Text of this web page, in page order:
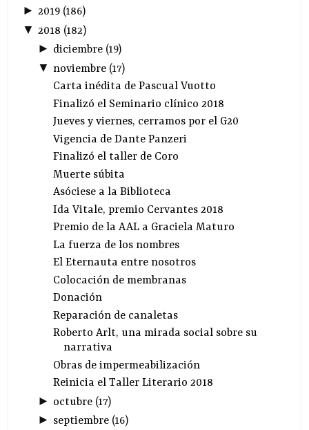
►2019 (186)
▼ 2018 (182)
► diciembre(19)
▼ noviembre(17)
Carta inédita de Pascual Vuotto
Finalizó el Seminario clínico 2018
Jueves y viernes, cerramos por el G20
Vigencia de Dante Panzeri
Finalizó el taller de Coro
Muerte súbita
Asóciese a la Biblioteca
Ida Vitale, premio Cervantes 2018
Premio de la AAL a Graciela Maturo
La fuerza de los nombres
El Eternauta entre nosotros
Colocación de membranas
Donación
Reparación de canaletas
Roberto Arlt, una mirada social sobre su
narrativa
Obras de impermeabilización
Reinicia el Taller Literario 2018
► octubre(17)
► septiembre(16)